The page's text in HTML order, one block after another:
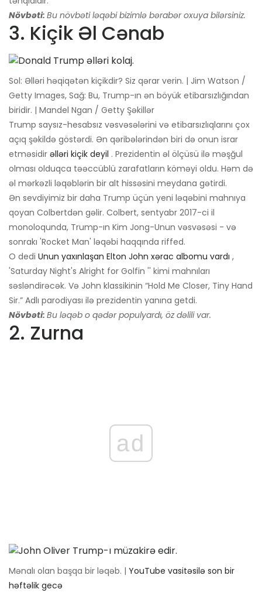
Növbəti: Bu növbəti ləqəbi bizimlə bərabər oxuya bilərsiniz.
3. Kiçik Əl Cənab
Sol: Əlləri həqiqətən kiçikdir? Siz qərar verin. | Jim Watson /
Getty Images, Sağ: Bu, Trump-ın ən böyük etibarsızlığından
biridir. | Mandel Ngan / Getty Şəkillər
Trump saysız-hesabsız vəsvəsələrini və etibarsızlıqlarını çox
açıq şəkildə göstərdi. Ən qəribələrindən biri də onun israr
etməsidir əlləri kiçik deyil . Prezidentin əl ölçüsü ilə məşğul
olması olduqca təəccüblü zarafatların köməyi oldu. Həm də
əl mərkəzli ləqəblərin bir alt hissəsini meydana gətirdi.
Ən sevdiyimiz bir daha Trump üçün yeni ləqəbini mahnıya
qoyan Colbertdən gəlir. Colbert, sentyabr 2017-ci il
monoloqunda, Trump-ın Kim Jong-Unun vəsvəsəsi - və
sonrakı 'Rocket Man' ləqəbi haqqında riffed.
O dedi Unun yaxınlaşan Elton John xərac albomu vardı ,
'Saturday Night's Alright for Golfin '' kimi mahnıları
səsləndirəcək. Və John klassikinin “Hold Me Closer, Tiny Hand
Sir.” Adlı parodiyası ilə prezidentin yanına getdi.
Növbəti: Bu ləqəb o qədər populyardı, öz dəlili var.
2. Zurna
ad
Mənalı olan başqa bir ləqəb. | YouTube vasitəsilə son bir
həftəlik gecə